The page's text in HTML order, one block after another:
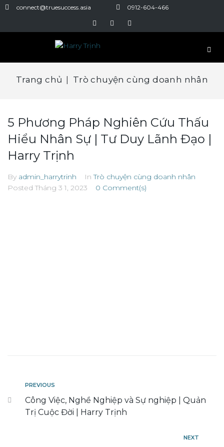
connect@truesuccess.asia 0912-604-466
Trang chủ Trò chuyện cùng doanh nhân
5 Phương Pháp Nghiên Cứu Thấu
Hiểu Nhân Sự | Tư Duy Lãnh Đạo |
Harry Trịnh
By admin_harrytrinh InTrò chuyện cùng doanh nhân
Posted Tháng 3 1, 2023 0 Comment(s)
PREVIOUS
Công Việc, Nghề Nghiệp và Sự nghiệp | Quản
Trị Cuộc Đời | Harry Trịnh
NEXT